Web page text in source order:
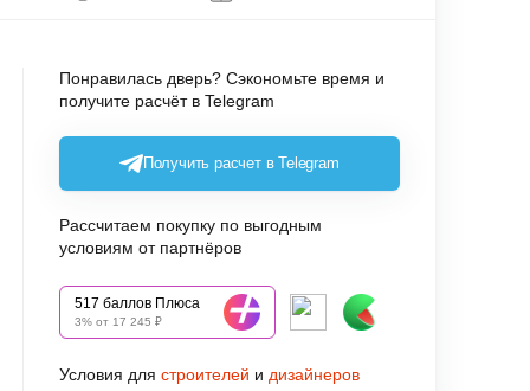
Понравилась дверь? Сэкономьте время и
получите расчёт в Telegram
Получить расчет в Telegram
Рассчитаем покупку по выгодным
условиям от партнёров
517 баллов Плюса
3% от 17 245 ₽
Условия для строителей и дизайнеров